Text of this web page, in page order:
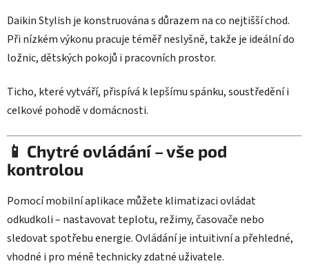
Daikin Stylish je konstruována s důrazem na co nejtišší chod.
Při nízkém výkonu pracuje téměř neslyšně, takže je ideální do
ložnic, dětských pokojů i pracovních prostor.
Ticho, které vytváří, přispívá k lepšímu spánku, soustředění i
celkové pohodě v domácnosti.
📱 Chytré ovládání – vše pod
kontrolou
Pomocí mobilní aplikace můžete klimatizaci ovládat
odkudkoli – nastavovat teplotu, režimy, časovače nebo
sledovat spotřebu energie. Ovládání je intuitivní a přehledné,
vhodné i pro méně technicky zdatné uživatele.